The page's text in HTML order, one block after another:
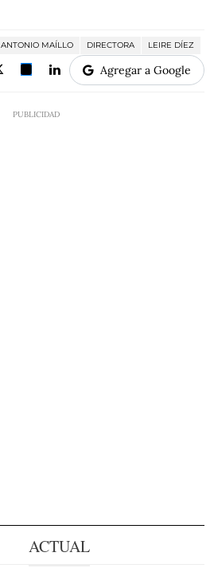
ANTONIO MAÍLLO DIRECTORA LEIRE DÍEZ
Agregar a Google
ACTUAL